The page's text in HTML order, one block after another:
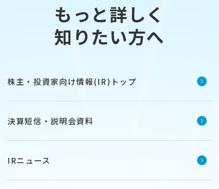
もっと詳しく
知りたい方へ
株主・投資家向け情報(IR)トップ
決算短信・説明会資料
IRニュース